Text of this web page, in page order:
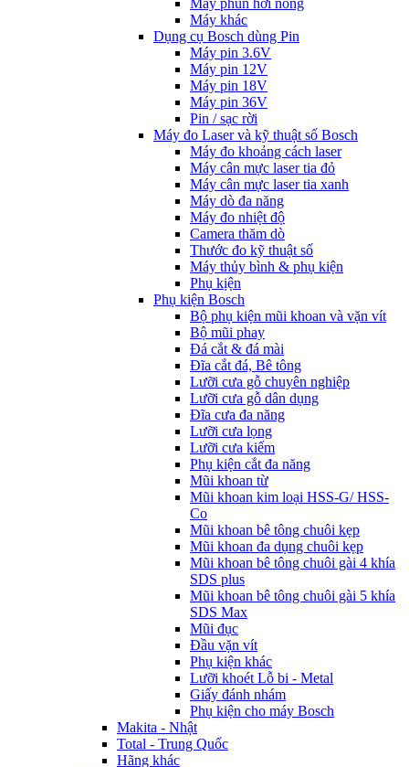
Máy khác
Dụng cụ Bosch dùng Pin
Máy pin 3.6V
Máy pin 12V
Máy pin 18V
Máy pin 36V
Pin / sạc rời
Máy đo Laser và kỹ thuật số Bosch
Máy đo khoảng cách laser
Máy cân mực laser tia đỏ
Máy cân mực laser tia xanh
Máy dò đa năng
Máy đo nhiệt độ
Camera thăm dò
Thước đo kỹ thuật số
Máy thủy bình & phụ kiện
Phụ kịện
Phụ kiện Bosch
Bộ phụ kiện mũi khoan và vặn vít
Bộ mũi phay
Đá cắt & đá mài
Đĩa cắt đá, Bê tông
Lưỡi cưa gỗ chuyên nghiệp
Lưỡi cưa gỗ dân dụng
Đĩa cưa đa năng
Lưỡi cưa lọng
Lưỡi cưa kiếm
Phụ kiện cắt đa năng
Mũi khoan từ
Mũi khoan kim loại HSS-G/ HSS-
Co
Mũi khoan bê tông chuôi kẹp
Mũi khoan đa dụng chuôi kẹp
Mũi khoan bê tông chuôi gài 4 khía
SDS plus
Mũi khoan bê tông chuôi gài 5 khía
SDS Max
Mũi đục
Đầu vặn vít
Phụ kiện khác
Lưỡi khoét Lỗ bi - Metal
Giấy đánh nhám
Phụ kiện cho máy Bosch
Makita - Nhật
Total - Trung Quốc
Hãng khác